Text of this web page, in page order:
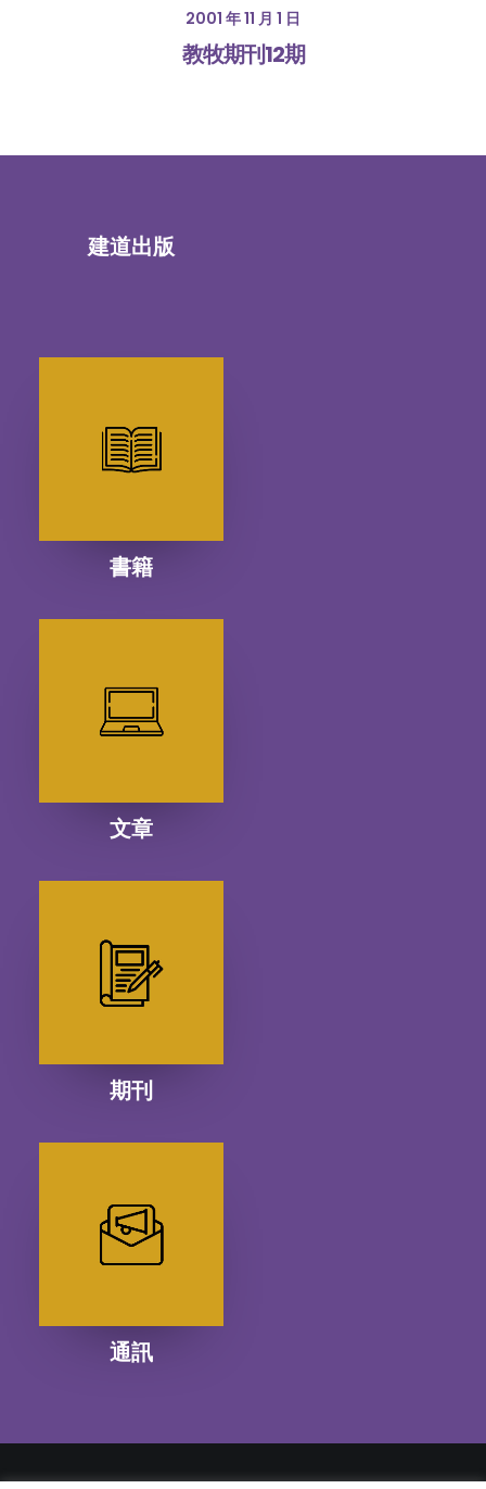
2001 年 11 月 1 日
教牧期刊12期
建道出版
書籍
文章
期刊
通訊